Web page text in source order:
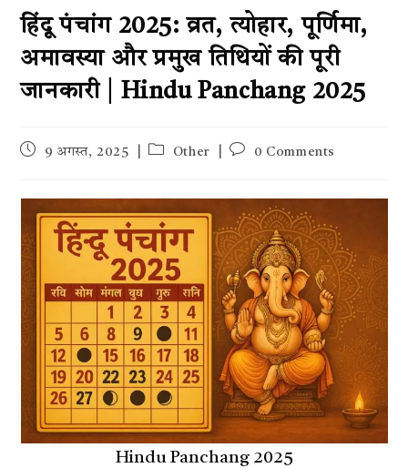
हिंदू पंचांग 2025: व्रत, त्योहार, पूर्णिमा,
अमावस्या और प्रमुख तिथियों की पूरी
जानकारी | Hindu Panchang 2025
Post9 अगस्त, 2025
PostOther
Post0 Comments
Hindu Panchang 2025